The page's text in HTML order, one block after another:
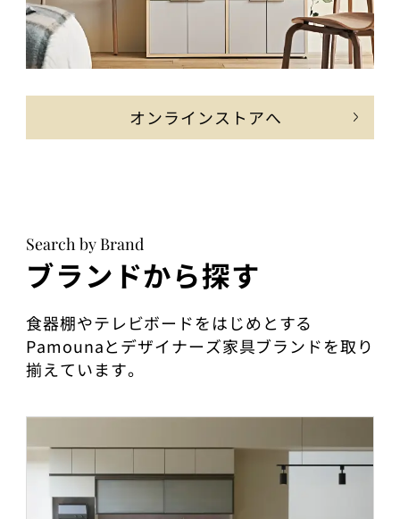
オンラインストアへ
Search by Brand
ブランドから探す
食器棚やテレビボードをはじめとする
Pamounaとデザイナーズ家具ブランドを取り
揃えています。